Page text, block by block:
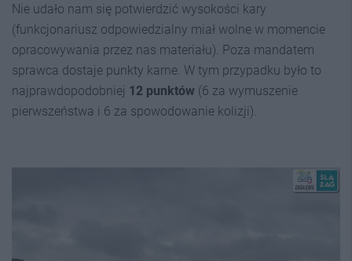
Nie udało nam się potwierdzić wysokości kary
(funkcjonariusz odpowiedzialny miał wolne w momencie
opracowywania przez nas materiału). Poza mandatem
sprawca dostaje punkty karne. W tym przypadku było to
najprawdopodobniej 12 punktów (6 za wymuszenie
pierwszeństwa i 6 za spowodowanie kolizji).